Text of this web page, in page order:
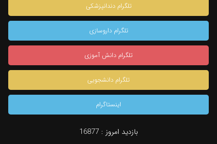
تلگرام دندانپزشکی
تلگرام داروسازی
تلگرام دانش آموزی
تلگرام دانشجویی
اینستاگرام
بازدید امروز :16877